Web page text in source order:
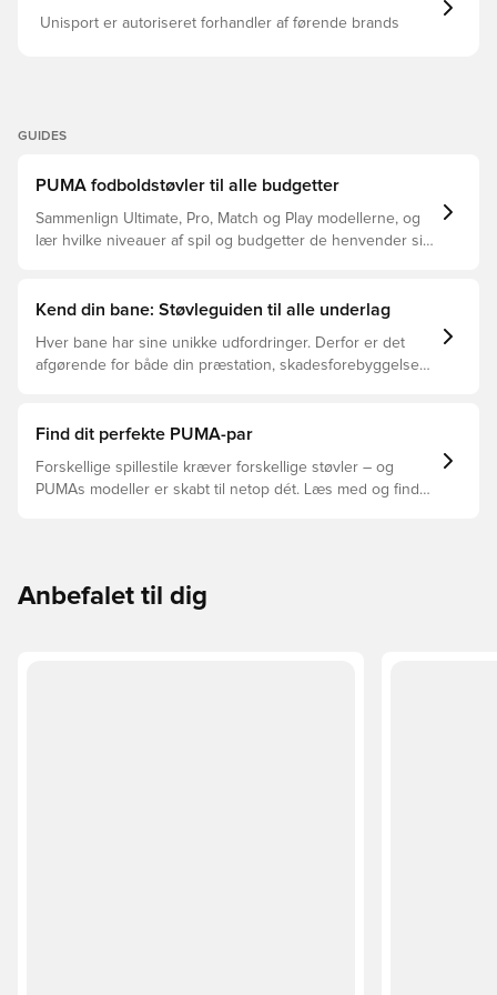
Unisport er autoriseret forhandler af førende brands
GUIDES
PUMA fodboldstøvler til alle budgetter
Sammenlign Ultimate, Pro, Match og Play modellerne, og
lær hvilke niveauer af spil og budgetter de henvender sig
Kend din bane: Støvleguiden til alle underlag
Hver bane har sine unikke udfordringer. Derfor er det
afgørende for både din præstation, skadesforebyggelse
støvler der er det bedste valg til de forskellige typer
Find dit perfekte PUMA-par
Forskellige spillestile kræver forskellige støvler – og
PUMAs modeller er skabt til netop dét. Læs med og find
Anbefalet til dig